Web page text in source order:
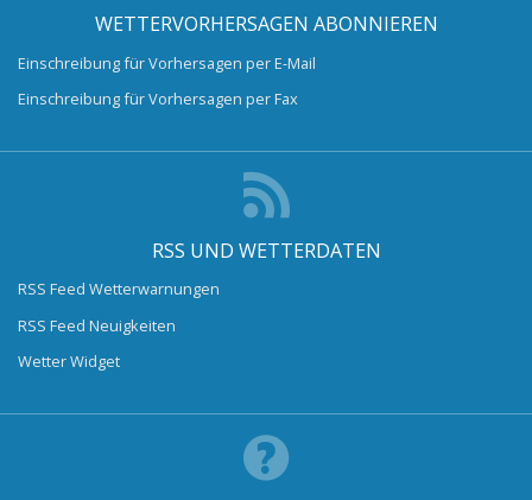
WETTERVORHERSAGEN ABONNIEREN
Einschreibung für Vorhersagen per E-Mail
Einschreibung für Vorhersagen per Fax
RSS UND WETTERDATEN
RSS Feed Wetterwarnungen
RSS Feed Neuigkeiten
Wetter Widget